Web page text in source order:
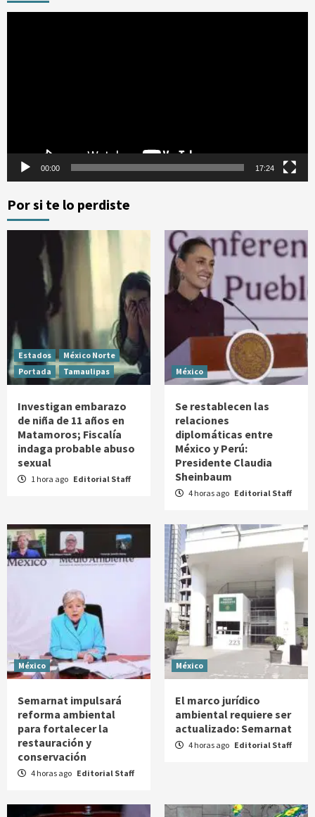
00:00 17:24
Por si te lo perdiste
Estados
México Norte
Portada
Tamaulipas
Investigan embarazo
de niña de 11 años en
Matamoros; Fiscalía
indaga probable abuso
sexual
1 hora ago Editorial Staff
México
Se restablecen las
relaciones
diplomáticas entre
México y Perú:
Presidente Claudia
Sheinbaum
4 horas ago Editorial Staff
México
Semarnat impulsará
reforma ambiental
para fortalecer la
restauración y
conservación
4 horas ago Editorial Staff
México
El marco jurídico
ambiental requiere ser
actualizado: Semarnat
4 horas ago Editorial Staff